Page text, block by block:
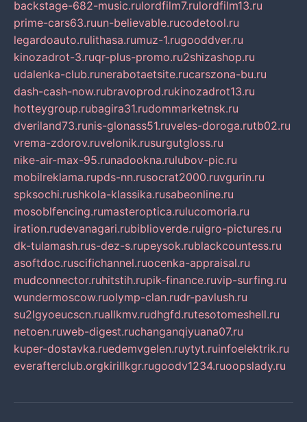
backstage-682-music.rulordfilm7.rulordfilm13.ru
prime-cars63.ruun-believable.rucodetool.ru
legardoauto.rulithasa.rumuz-1.rugooddver.ru
kinozadrot-3.ruqr-plus-promo.ru2shizashop.ru
udalenka-club.runerabotaetsite.rucarszona-bu.ru
dash-cash-now.rubravoprod.rukinozadrot13.ru
hotteygroup.rubagira31.rudommarketnsk.ru
dveriland73.runis-glonass51.ruveles-doroga.rutb02.ru
vrema-zdorov.ruvelonik.rusurgutgloss.ru
nike-air-max-95.runadookna.rulubov-pic.ru
mobilreklama.rupds-nn.rusocrat2000.ruvgurin.ru
spksochi.rushkola-klassika.rusabeonline.ru
mosoblfencing.rumasteroptica.rulucomoria.ru
iration.rudevanagari.rubiblioverde.ruigro-pictures.ru
dk-tulamash.rus-dez-s.rupeysok.rublackcountess.ru
asoftdoc.ruscifichannel.ruocenka-appraisal.ru
mudconnector.ruhitstih.rupik-finance.ruvip-surfing.ru
wundermoscow.ruolymp-clan.rudr-pavlush.ru
su2lgyoeucscn.ruallkmv.rudhgfd.rutesotomeshell.ru
netoen.ruweb-digest.ruchanganqiyuana07.ru
kuper-dostavka.ruedemvgelen.ruytyt.ruinfoelektrik.ru
everafterclub.orgkirillkgr.rugoodv1234.ruoopslady.ru